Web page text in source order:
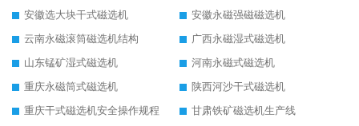
安徽选大块干式磁选机
安徽永磁强磁磁选机
云南永磁滚筒磁选机结构
广西永磁湿式磁选机
山东锰矿湿式磁选机
河南永磁式磁选机
重庆永磁筒式磁选机
陕西河沙干式磁选机
重庆干式磁选机安全操作规程
甘肃铁矿磁选机生产线